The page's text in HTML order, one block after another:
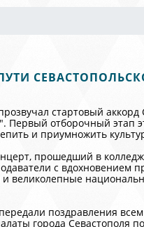
стартовый
Первый отборочный этап
и приумножить
прошедший в
с вдохновением
великолепные
поздравления
города Севастополя